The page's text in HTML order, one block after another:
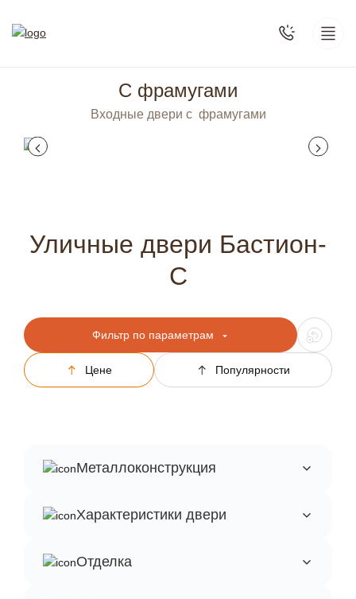
С фрамугами
Входные двери с фрамугами
Уличные двери Бастион-
С
Фильтр по параметрам
Цене Популярности
Металлоконструкция
Характеристики двери
Отделка